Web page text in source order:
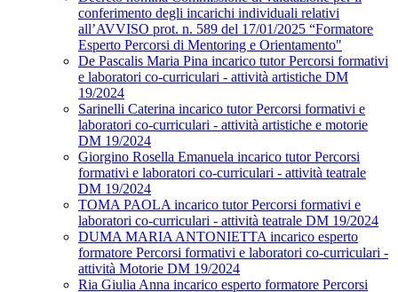
conferimento degli incarichi individuali relativi
all’AVVISO prot. n. 589 del 17/01/2025 “Formatore
Esperto Percorsi di Mentoring e Orientamento"
De Pascalis Maria Pina incarico tutor Percorsi formativi
e laboratori co-curriculari - attività artistiche DM
19/2024
Sarinelli Caterina incarico tutor Percorsi formativi e
laboratori co-curriculari - attività artistiche e motorie
DM 19/2024
Giorgino Rosella Emanuela incarico tutor Percorsi
formativi e laboratori co-curriculari - attività teatrale
DM 19/2024
TOMA PAOLA incarico tutor Percorsi formativi e
laboratori co-curriculari - attività teatrale DM 19/2024
DUMA MARIA ANTONIETTA incarico esperto
formatore Percorsi formativi e laboratori co-curriculari -
attività Motorie DM 19/2024
Ria Giulia Anna incarico esperto formatore Percorsi